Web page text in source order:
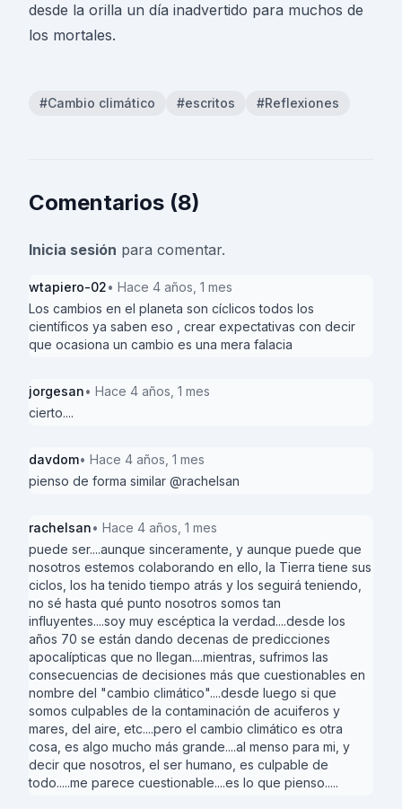
desde la orilla un día inadvertido para muchos de
los mortales.
#Cambio climático #escritos #Reflexiones
Comentarios (8)
Inicia sesión para comentar.
wtapiero-02• Hace 4 años, 1 mes
Los cambios en el planeta son cíclicos todos los
científicos ya saben eso , crear expectativas con decir
que ocasiona un cambio es una mera falacia
jorgesan• Hace 4 años, 1 mes
cierto....
davdom• Hace 4 años, 1 mes
pienso de forma similar @rachelsan
rachelsan• Hace 4 años, 1 mes
puede ser....aunque sinceramente, y aunque puede que
nosotros estemos colaborando en ello, la Tierra tiene sus
ciclos, los ha tenido tiempo atrás y los seguirá teniendo,
no sé hasta qué punto nosotros somos tan
influyentes....soy muy escéptica la verdad....desde los
años 70 se están dando decenas de predicciones
apocalípticas que no llegan....mientras, sufrimos las
consecuencias de decisiones más que cuestionables en
nombre del "cambio climático"....desde luego si que
somos culpables de la contaminación de acuiferos y
mares, del aire, etc....pero el cambio climático es otra
cosa, es algo mucho más grande....al menso para mi, y
decir que nosotros, el ser humano, es culpable de
todo.....me parece cuestionable....es lo que pienso.....